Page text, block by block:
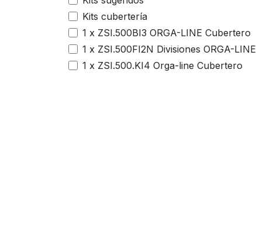
Kits cubertería
1 x ZSI.500BI3 ORGA-LINE Cubertero
1 x ZSI.500FI2N Divisiones ORGA-LINE
1 x ZSI.500.KI4 Orga-line Cubertero